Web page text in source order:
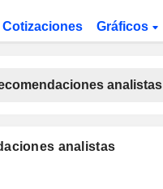
Cotizaciones Gráficos
analistas
analistas